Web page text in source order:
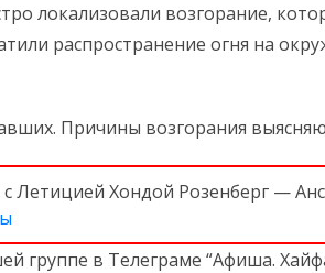
локализовали возгорание,
распространение огня на
Причины возгорания
Летицией Хондой Розенберг —
группе в Телеграме “Афиша.